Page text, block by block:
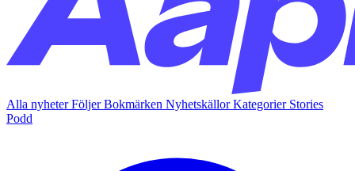
Alla nyheterFöljerBokmärken NyhetskällorKategorier Stories
Podd